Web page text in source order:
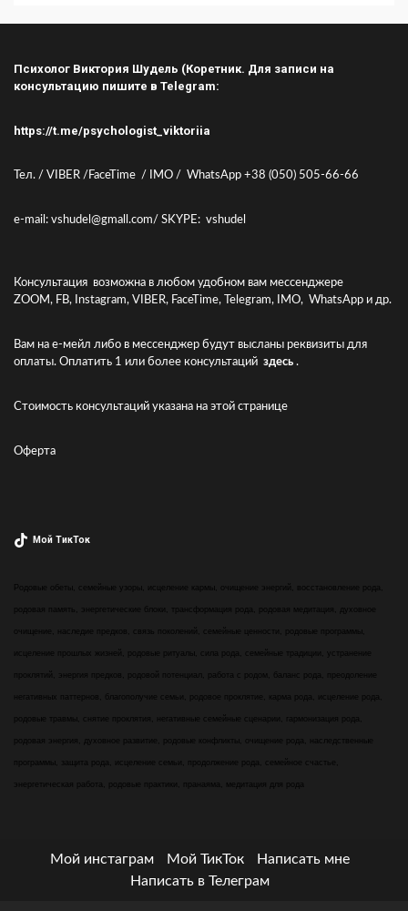
Психолог Виктория Шудель (Коретник. Для записи на
консультацию пишите в Telegram:
https://t.me/psychologist_viktoriia
Тел. / VIBER /FaceTime / IMO / WhatsApp +38 (050) 505-66-66
e-mail: vshudel@gmall.com/ SKYPE: vshudel
Консультация возможна в любом удобном вам мессенджере
ZOOM, FB, Instagram, VIBER, FaceTime, Telegram, IMO, WhatsApp и др.
Вам на е-мейл либо в мессенджер будут высланы реквизиты для
оплаты. Оплатить 1 или более консультаций здесь .
Стоимость консультаций указана на этой странице
Оферта
Мой ТикТок
Родовые обеты, семейные узоры, исцеление кармы, очищение энергий, восстановление рода,
родовая память, энергетические блоки, трансформация рода, родовая медитация, духовное
очищение, наследие предков, связь поколений, семейные ценности, родовые программы,
исцеление прошлых жизней, родовые ритуалы, сила рода, семейные традиции, устранение
проклятий, энергия предков, родовой потенциал, работа с родом, баланс рода, преодоление
негативных паттернов, благополучие семьи, родовое проклятие, карма рода, исцеление рода,
родовые травмы, снятие проклятия, негативные семейные сценарии, гармонизация рода,
родовая энергия, духовное развитие, родовые конфликты, очищение рода, наследственные
программы, защита рода, исцеление семьи, продолжение рода, семейное счастье,
энергетическая работа, родовые практики, пранаяма, медитация для рода
Мой инстаграм Мой ТикТок
Написать мне
Написать в Телеграм